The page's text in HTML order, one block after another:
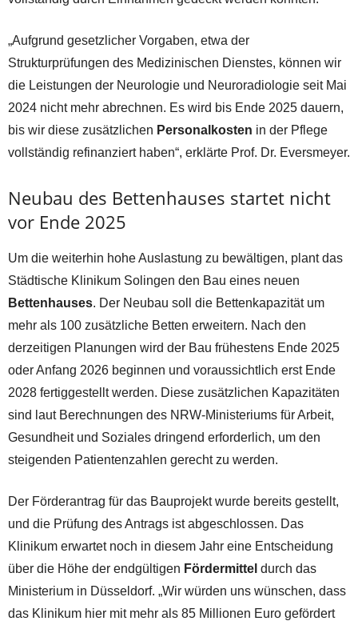
„Aufgrund gesetzlicher Vorgaben, etwa der
Strukturprüfungen des Medizinischen Dienstes, können wir
die Leistungen der Neurologie und Neuroradiologie seit Mai
2024 nicht mehr abrechnen. Es wird bis Ende 2025 dauern,
bis wir diese zusätzlichen Personalkosten in der Pflege
vollständig refinanziert haben“, erklärte Prof. Dr. Eversmeyer.
Neubau des Bettenhauses startet nicht
vor Ende 2025
Um die weiterhin hohe Auslastung zu bewältigen, plant das
Städtische Klinikum Solingen den Bau eines neuen
Bettenhauses. Der Neubau soll die Bettenkapazität um
mehr als 100 zusätzliche Betten erweitern. Nach den
derzeitigen Planungen wird der Bau frühestens Ende 2025
oder Anfang 2026 beginnen und voraussichtlich erst Ende
2028 fertiggestellt werden. Diese zusätzlichen Kapazitäten
sind laut Berechnungen des NRW-Ministeriums für Arbeit,
Gesundheit und Soziales dringend erforderlich, um den
steigenden Patientenzahlen gerecht zu werden.
Der Förderantrag für das Bauprojekt wurde bereits gestellt,
und die Prüfung des Antrags ist abgeschlossen. Das
Klinikum erwartet noch in diesem Jahr eine Entscheidung
über die Höhe der endgültigen Fördermittel durch das
Ministerium in Düsseldorf. „Wir würden uns wünschen, dass
das Klinikum hier mit mehr als 85 Millionen Euro gefördert